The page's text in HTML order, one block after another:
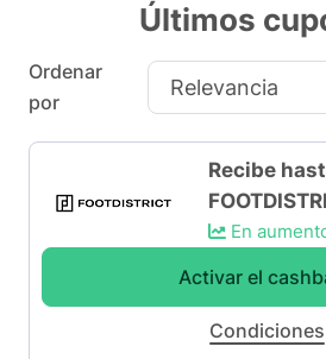
Últimos
Ordenar
por
Recibe
En
Activar el
Condiciones